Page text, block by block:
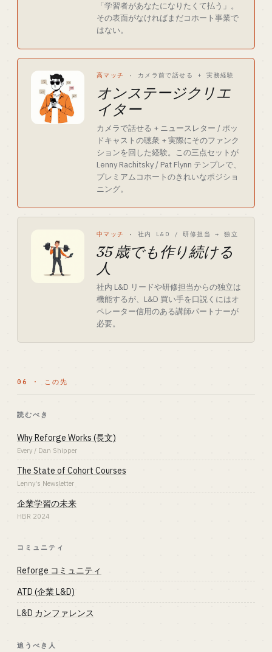
「学習者があなたになりたくて払う」。
その表面がなければまだコホート事業で
はない。
高マッチ · カメラ前で話せる + 実務経験
オンステージクリエ
イター
カメラで話せる + ニュースレター / ポッ
ドキャストの聴衆 + 実際にそのファンク
ションを回した経験。この三点セットが
Lenny Rachitsky / Pat Flynn テンプレで、
プレミアムコホートのきれいなポジショ
ニング。
中マッチ · 社内 L&D / 研修担当 → 独立
35 歳でも作り続ける
人
社内 L&D リードや研修担当からの独立は
機能するが、L&D 買い手を口説くにはオ
ペレーター信用のある講師パートナーが
必要。
06 · この先
読むべき
Why Reforge Works (長文)
Every / Dan Shipper
The State of Cohort Courses
Lenny's Newsletter
企業学習の未来
HBR 2024
コミュニティ
Reforge コミュニティ
ATD (企業 L&D)
L&D カンファレンス
追うべき人